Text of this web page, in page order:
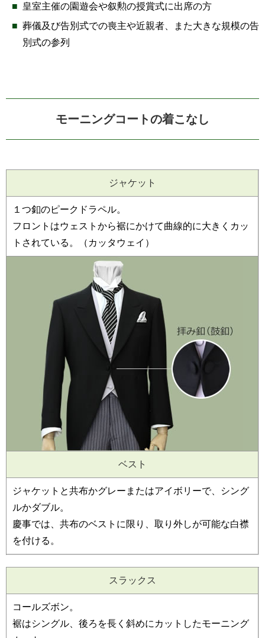
皇室主催の園遊会や叙勲の授賞式に出席の方
葬儀及び告別式での喪主や近親者、また大きな規模の告
別式の参列
モーニングコートの着こなし
ジャケット
１つ釦のピークドラペル。
フロントはウェストから裾にかけて曲線的に大きくカッ
トされている。（カッタウェイ）
ベスト
ジャケットと共布かグレーまたはアイボリーで、シング
ルかダブル。
慶事では、共布のベストに限り、取り外しが可能な白襟
を付ける。
スラックス
コールズボン。
裾はシングル、後ろを長く斜めにカットしたモーニング